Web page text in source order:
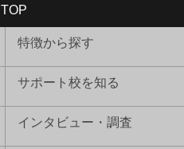
TOP
特徴から探す
サポート校を知る
インタビュー・調査